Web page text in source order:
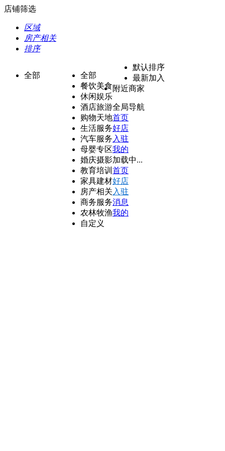
店铺筛选
区域
房产相关
排序
全部
全部
餐饮美食
休闲娱乐
酒店旅游
购物天地
生活服务
汽车服务
母婴专区
婚庆摄影
教育培训
家具建材
房产相关
商务服务
农林牧渔
自定义
默认排序
最新加入
附近商家
全局导航
首页
好店
入驻
我的
加载中...
首页
好店
入驻
消息
我的